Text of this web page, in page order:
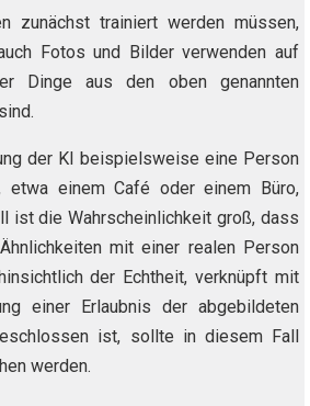
zunächst trainiert werden müssen,
Fotos und Bilder verwenden auf
Dinge aus den oben genannten
der KI beispielsweise eine Person
etwa einem Café oder einem Büro,
ist die Wahrscheinlichkeit groß, dass
mit einer realen Person
der Echtheit, verknüpft mit
einer Erlaubnis der abgebildeten
ist, sollte in diesem Fall
werden.